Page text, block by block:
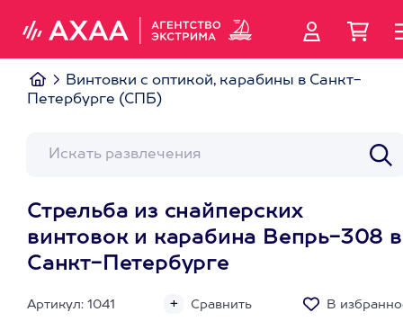
Винтовки с оптикой, карабины в Санкт-
Петербурге (СПБ)
Стрельба из снайперских
винтовок и карабина Вепрь-308 в
Санкт-Петербурге
Артикул: 1041 Сравнить В